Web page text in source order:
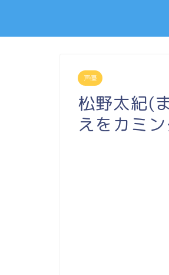
声優
松野太紀(
えをカミ